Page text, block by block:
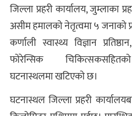
जिल्ला प्रहरी कार्यालय, जुम्लाका
असीम हमालको नेतृत्वमा ५ जनाको
कर्णाली स्वास्थ्य विज्ञान
फोरेन्सिक
घटनास्थलमा खटिएको छ।
घटनास्थल जिल्ला प्रहरी